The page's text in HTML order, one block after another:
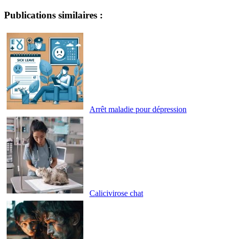
Publications similaires :
Arrêt maladie pour dépression
Calicivirose chat